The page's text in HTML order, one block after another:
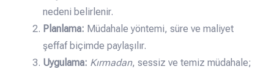
nedeni belirlenir.
Planlama: Müdahale yöntemi, süre ve maliyet
şeffaf biçimde paylaşılır.
Uygulama: Kırmadan, sessiz ve temiz müdahale;